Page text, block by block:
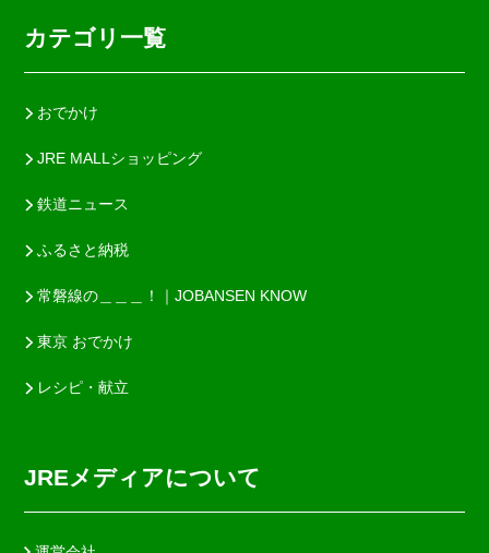
カテゴリ一覧
おでかけ
JRE MALLショッピング
鉄道ニュース
ふるさと納税
常磐線の＿＿＿！｜JOBANSEN KNOW
東京 おでかけ
レシピ・献立
JREメディアについて